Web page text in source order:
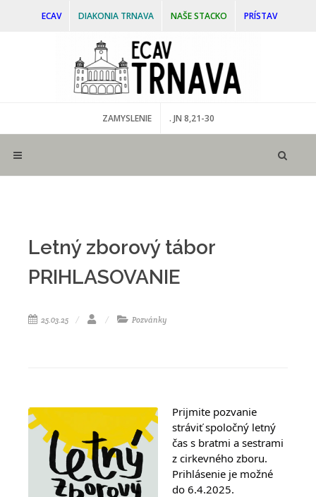
ECAV DIAKONIA TRNAVA NAŠE STACKO PRÍSTAV
ZAMYSLENIE . JN 8,21-30
Letný zborový tábor
PRIHLASOVANIE
25.03.25 Pozvánky
Prijmite pozvanie
stráviť spoločný letný
čas s bratmi a sestrami
z cirkevného zboru.
Prihlásenie je možné
do 6.4.2025.